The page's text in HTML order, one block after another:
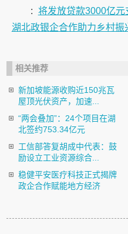
: 将发放贷款3000亿元
湖北政银企合作助力乡村振
相关推荐
新加坡能源收购近150兆瓦
屋顶光伏资产，加速...
“两会叠加”：24个项目在湖
北签约753.34亿元
工信部答复胡成中代表：鼓
励设立工业资源综合...
稳健平安医疗科技正式揭牌
政企合作赋能地方经济